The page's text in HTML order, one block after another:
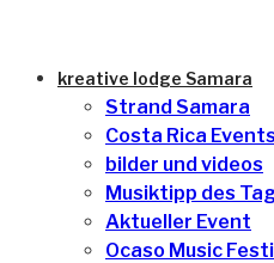
kreative lodge Samara
Strand Samara
Costa Rica Events
bilder und videos
Musiktipp des
Aktueller Event
Ocaso Music